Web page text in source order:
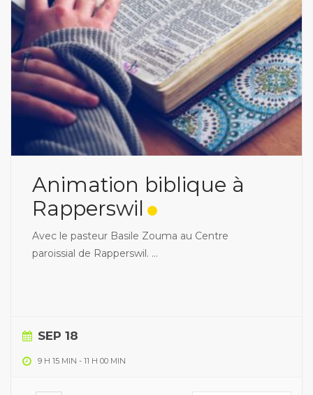
Animation biblique à
Rapperswil
Avec le pasteur Basile Zouma au Centre
paroissial de Rapperswil. ...
SEP 18
9 H 15 MIN - 11 H 00 MIN